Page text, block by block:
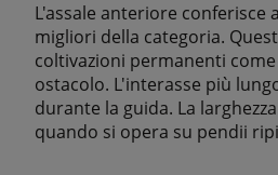
L'assale anteriore conferisce
migliori della categoria.
coltivazioni permanenti
ostacolo. L'interasse più
durante la guida. La
quando si opera su pendii